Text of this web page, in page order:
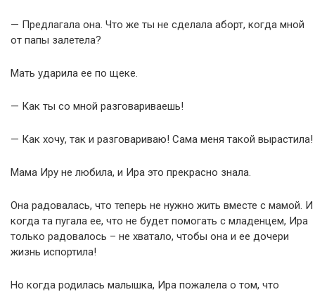
— Предлагала она. Что же ты не сделала аборт, когда мной
от папы залетела?
Мать ударила ее по щеке.
— Как ты со мной разговариваешь!
— Как хочу, так и разговариваю! Сама меня такой вырастила!
Мама Иру не любила, и Ира это прекрасно знала.
Она радовалась, что теперь не нужно жить вместе с мамой. И
когда та пугала ее, что не будет помогать с младенцем, Ира
только радовалось – не хватало, чтобы она и ее дочери
жизнь испортила!
Но когда родилась малышка, Ира пожалела о том, что